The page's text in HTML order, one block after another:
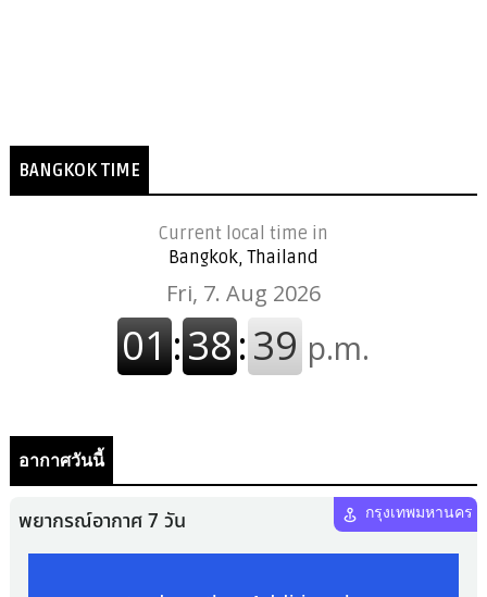
BANGKOK TIME
Current local time in
Bangkok, Thailand
อากาศวันนี้